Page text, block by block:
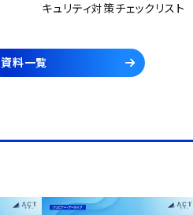
キュリティ対策チェックリスト
資料一覧